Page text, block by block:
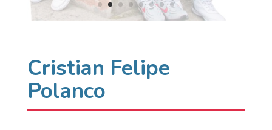
Cristian Felipe
Polanco